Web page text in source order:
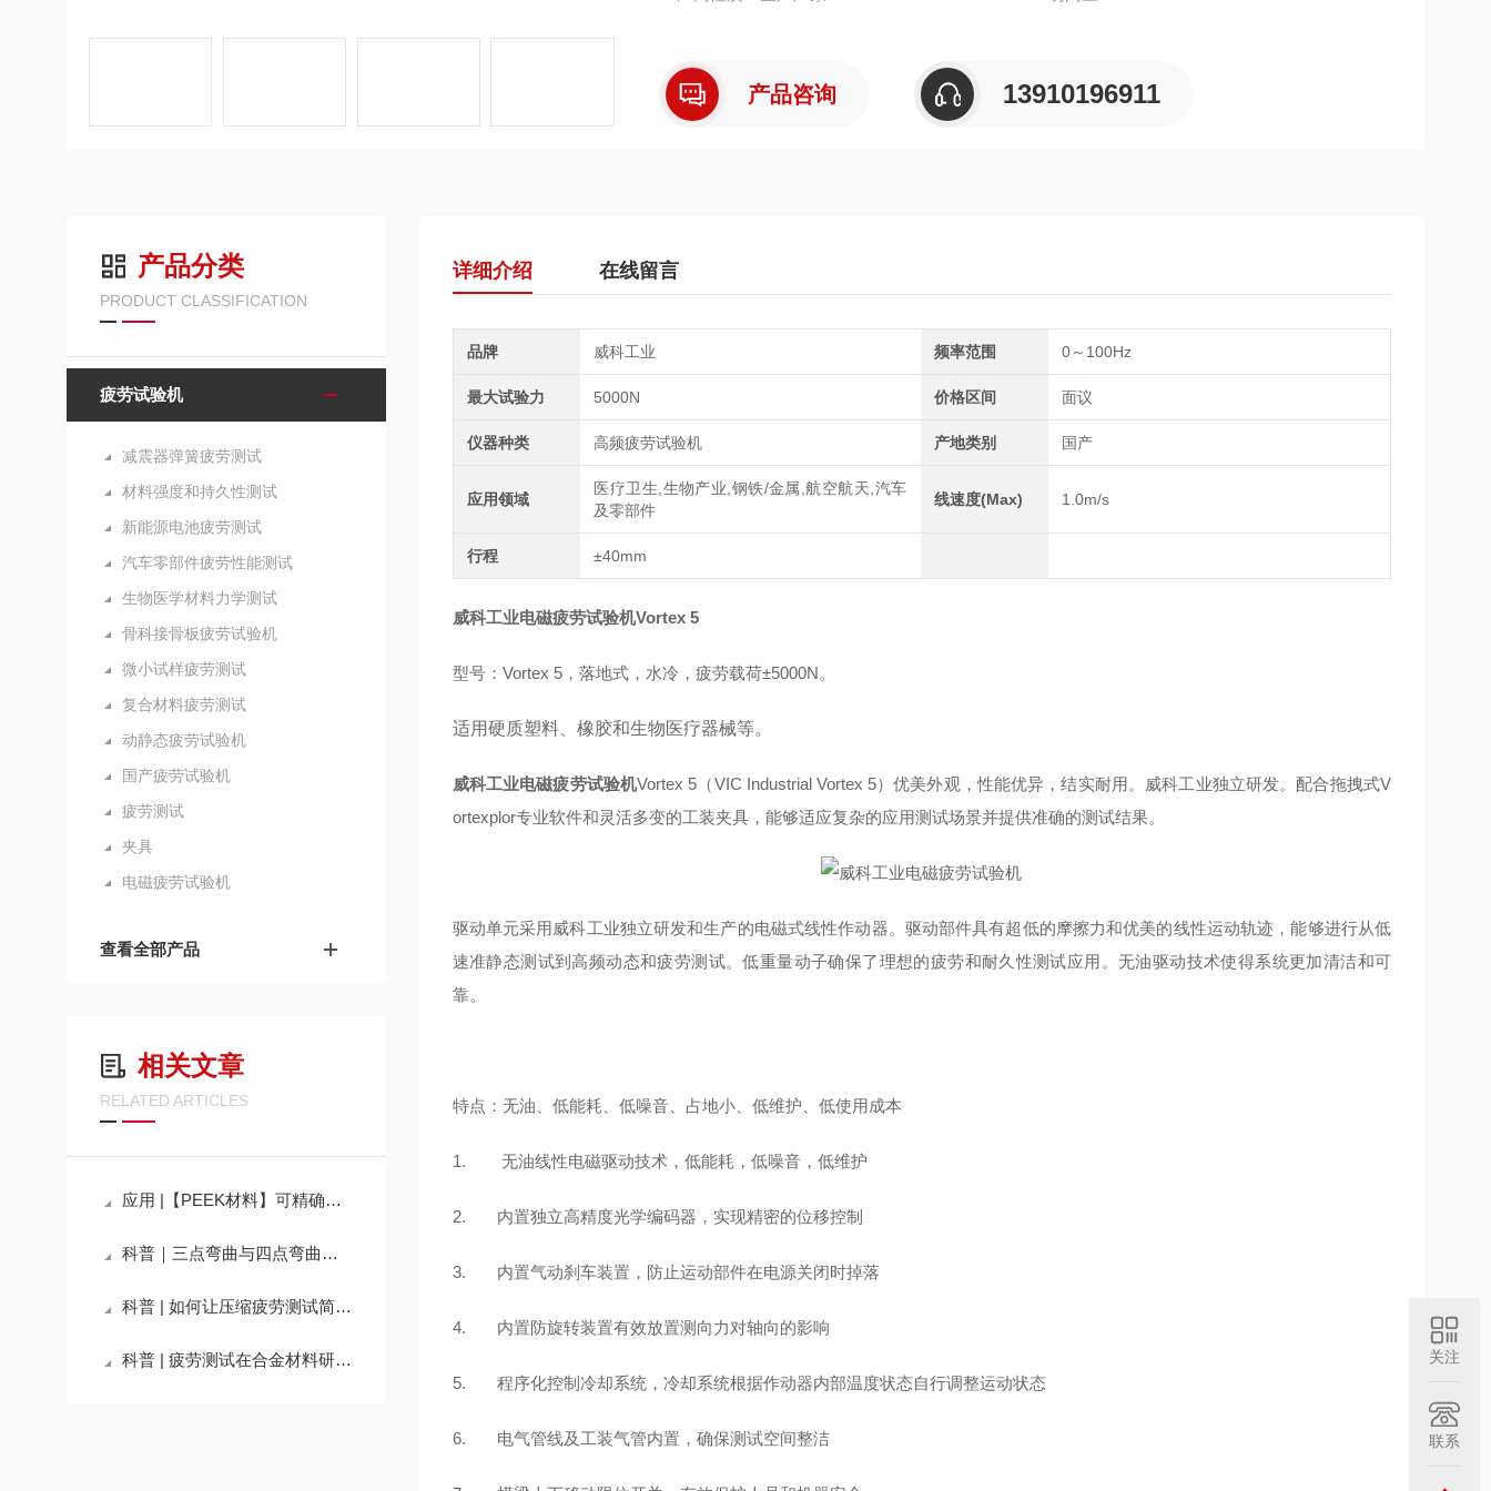
产品咨询 13910196911
产品分类
PRODUCT CLASSIFICATION
疲劳试验机
减震器弹簧疲劳测试
材料强度和持久性测试
新能源电池疲劳测试
汽车零部件疲劳性能测试
生物医学材料力学测试
骨科接骨板疲劳试验机
微小试样疲劳测试
复合材料疲劳测试
动静态疲劳试验机
国产疲劳试验机
疲劳测试
夹具
电磁疲劳试验机
查看全部产品
相关文章
RELATED ARTICLES
应用 |【PEEK材料】可精确控制频率的高频疲劳试验
科普｜三点弯曲与四点弯曲在疲劳测试中的区别
科普 | 如何让压缩疲劳测试简单化？
科普 | 疲劳测试在合金材料研发中的重要性
详细介绍 在线留言
品牌 威科工业 频率范围 0～100Hz
最大试验力 5000N 价格区间 面议
仪器种类 高频疲劳试验机 产地类别 国产
应用领域
医疗卫生,生物产业,钢铁/金属,航空航天,汽车
及零部件
线速度(Max) 1.0m/s
行程 ±40mm
威科工业电磁疲劳试验机Vortex 5
型号：Vortex 5， 落地式，水冷， 疲劳载荷±5000N。
适用硬质塑料、橡胶和生物医疗器械等。
威科工业电磁疲劳试验机Vortex 5（VIC Industrial Vortex 5）优美外观，性能优异，结实耐用。威科工业独立研发。配合拖拽式V
ortexplor专业软件和灵活多变的工装夹具，能够适应复杂的应用测试场景并提供准确的测试结果。
驱动单元采用威科工业独立研发和生产的电磁式线性作动器。驱动部件具有超低的摩擦力和优美的线性运动轨迹，能够进行从低
速准静态测试到高频动态和疲劳测试。低重量动子确保了理想的疲劳和耐久性测试应用。无油驱动技术使得系统更加清洁和可
靠。
特点：无油、低能耗、低噪音、占地小、低维护、低使用成本
1. 无油线性电磁驱动技术，低能耗，低噪音，低维护
2. 内置独立高精度光学编码器，实现精密的位移控制
3. 内置气动刹车装置，防止运动部件在电源关闭时掉落
4. 内置防旋转装置有效放置测向力对轴向的影响
5. 程序化控制冷却系统，冷却系统根据作动器内部温度状态自行调整运动状态
6. 电气管线及工装气管内置，确保测试空间整洁
关注
联系